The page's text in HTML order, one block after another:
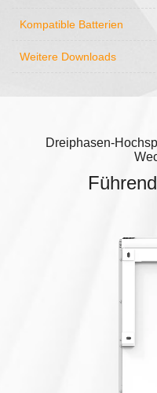
Kompatible Batterien
Weitere Downloads
Dreiphasen-